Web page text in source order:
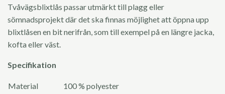
Tvåvägsblixtlås passar utmärkt till plagg eller
sömnadsprojekt där det ska finnas möjlighet att öppna upp
blixtlåsen en bit nerifrån, som till exempel på en längre jacka,
kofta eller väst.
Specifikation
Material
100 % polyester